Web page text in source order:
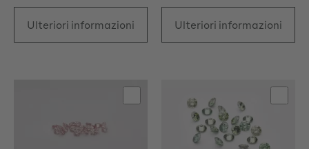
Ulteriori informazioni Ulteriori informazioni